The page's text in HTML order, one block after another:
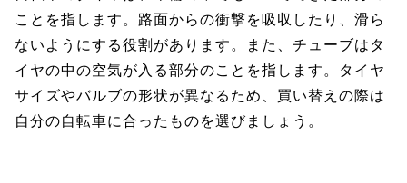
ことを指します。路面からの衝撃を吸収したり、滑ら
ないようにする役割があります。また、チューブはタ
イヤの中の空気が入る部分のことを指します。タイヤ
サイズやバルブの形状が異なるため、買い替えの際は
自分の自転車に合ったものを選びましょう。